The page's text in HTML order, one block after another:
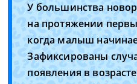
У большинства
на протяжении
когда малыш
Зафиксированы
появления в